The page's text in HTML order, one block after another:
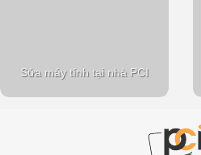
Sửa máy tính tại nhà PCI